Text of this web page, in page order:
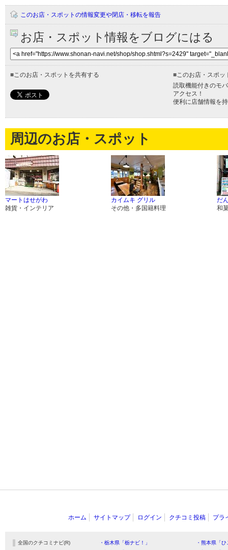
このお店・スポットの情報変更や閉店・移転を報告
お店・スポット情報をブログにはる
■このお店・スポットを共有する ■このお店・スポッ
読取機能付きのモ
アクセス！
便利に店舗情報を
周辺のお店・スポット
マートはせがわ
雑貨・インテリア
カイムキ グリル
その他・多国籍料理
だ
和
ホーム サイトマップ ログイン クチコミ投稿 プラ
全国のクチコミナビ(R) ・栃木県「栃ナビ！」
・熊本県「